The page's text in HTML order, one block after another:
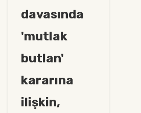
davasında
'mutlak
butlan'
kararına
ilişkin,